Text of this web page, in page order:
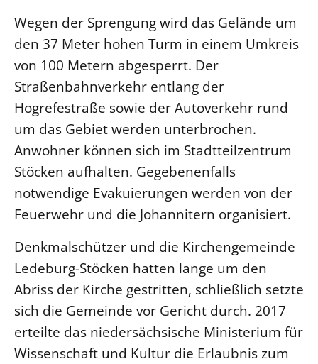
Wegen der Sprengung wird das Gelände um
den 37 Meter hohen Turm in einem Umkreis
von 100 Metern abgesperrt. Der
Straßenbahnverkehr entlang der
Hogrefestraße sowie der Autoverkehr rund
um das Gebiet werden unterbrochen.
Anwohner können sich im Stadtteilzentrum
Stöcken aufhalten. Gegebenenfalls
notwendige Evakuierungen werden von der
Feuerwehr und die Johannitern organisiert.
Denkmalschützer und die Kirchengemeinde
Ledeburg-Stöcken hatten lange um den
Abriss der Kirche gestritten, schließlich setzte
sich die Gemeinde vor Gericht durch. 2017
erteilte das niedersächsische Ministerium für
Wissenschaft und Kultur die Erlaubnis zum
LANDESSYNODE
27. Landessynode
Kontakt
Hintergrund
MITARBEIT
Ehrenamt
Beruf
Freie Stellen
BIBLIOTHEK & ARCHIV
SERVICE
Älterwerden im Pfarrberuf
Beteiligungsverfahren
Beschwerdestellen